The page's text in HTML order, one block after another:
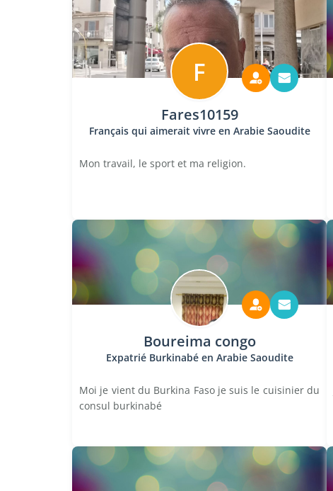
F
Fares10159
Français qui aimerait vivre en Arabie Saoudite
Mon travail, le sport et ma religion.
Boureima congo
Expatrié Burkinabé en Arabie Saoudite
Moi je vient du Burkina Faso je suis le cuisinier du
consul burkinabé